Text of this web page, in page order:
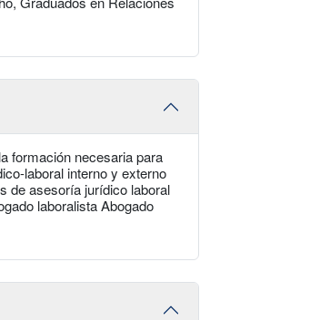
formación necesaria para
laboral interno y externo
de asesoría jurídico laboral
laboralista Abogado